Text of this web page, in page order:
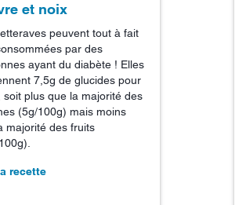
et noix
peuvent tout à fait
par des
ayant du diabète ! Elles
7,5g de glucides pour
soit plus que la majorité des
(5g/100g) mais moins
majorité des fruits
recette